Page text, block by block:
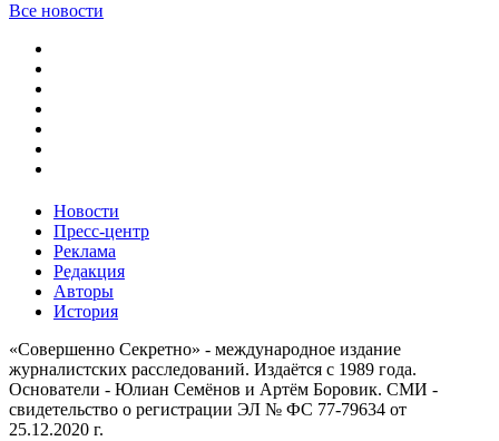
Все новости
Новости
Пресс-центр
Реклама
Редакция
Авторы
История
«Совершенно Секретно» - международное издание
журналистских расследований. Издаётся с 1989 года.
Основатели - Юлиан Семёнов и Артём Боровик. CМИ -
свидетельство о регистрации ЭЛ № ФС 77-79634 от
25.12.2020 г.